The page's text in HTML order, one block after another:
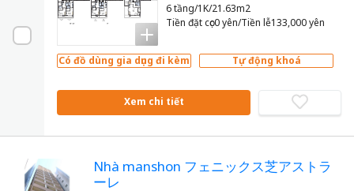
6 tầng/1K/21.63m2
Tiền đặt cọc0 yên/Tiền lễ133,000 yên
Có đồ dùng gia dụng đi kèm Tự động khoá
Xem chi tiết
Nhà manshon フェニックス芝アストラ
ーレ